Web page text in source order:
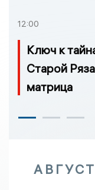
12:00
Ключ к
Старой
матрица
АВГУСТ